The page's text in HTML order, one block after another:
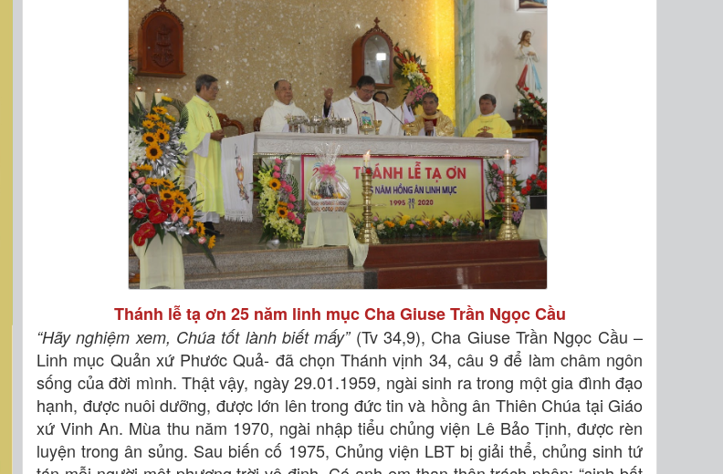
Thánh lễ tạ ơn 25 năm linh mục Cha Giuse Trần Ngọc Cầu
“Hãy nghiệm xem, Chúa tốt lành biết mấy” (Tv 34,9), Cha Giuse Trần Ngọc Cầu –
Linh mục Quản xứ Phước Quả- đã chọn Thánh vịnh 34, câu 9 để làm châm ngôn
sống của đời mình. Thật vậy, ngày 29.01.1959, ngài sinh ra trong một gia đình đạo
hạnh, được nuôi dưỡng, được lớn lên trong đức tin và hồng ân Thiên Chúa tại Giáo
xứ Vinh An. Mùa thu năm 1970, ngài nhập tiểu chủng viện Lê Bảo Tịnh, được rèn
luyện trong ân sủng. Sau biến cố 1975, Chủng viện LBT bị giải thể, chủng sinh tứ